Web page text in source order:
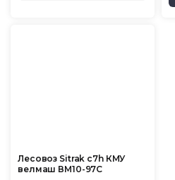
Лесовоз Sitrak c7h КМУ
велмаш ВМ10-97С